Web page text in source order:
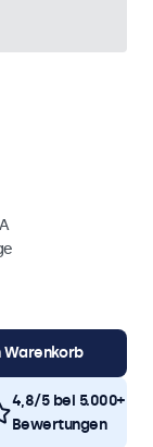
Warenkorb
4,8/5 bei 5.000+
Bewertungen